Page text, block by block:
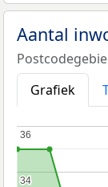
Aantal
Grafiek
34
34
36
36